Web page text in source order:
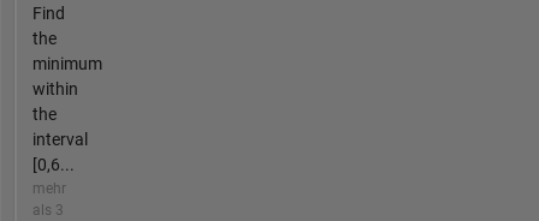
Find
the
minimum
within
the
interval
[0,6...
mehr
als 3